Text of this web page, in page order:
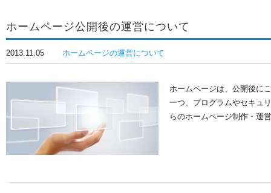
ホームページ公開後の運営について
2013.11.05 ホームページの運営について
ホームページは、公開後に
一つ、プログラムやセキュ
らのホームページ制作・運